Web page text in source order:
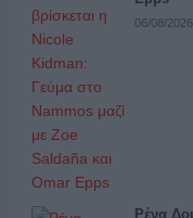
06/08/
Ρένα